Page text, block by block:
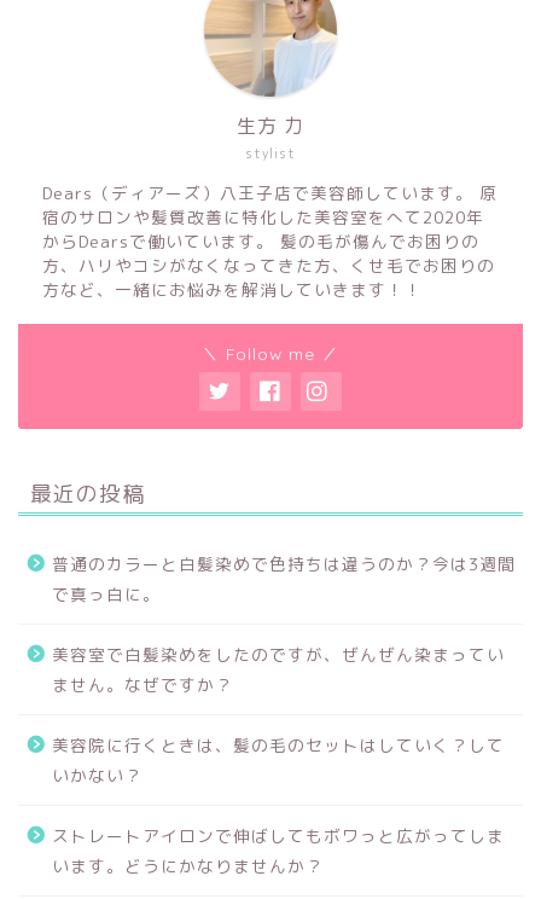
stylist
生方 力
Dears（ディアーズ）八王子店で美容師しています。 原
宿のサロンや髪質改善に特化した美容室をへて2020年
からDearsで働いています。 髪の毛が傷んでお困りの
方、ハリやコシがなくなってきた方、くせ毛でお困りの
方など、一緒にお悩みを解消していきます！！
＼ Follow me ／
最近の投稿
普通のカラーと白髪染めで色持ちは違うのか？今は3週間
で真っ白に。
美容室で白髪染めをしたのですが、ぜんぜん染まってい
ません。なぜですか？
美容院に行くときは、髪の毛のセットはしていく？して
いかない？
ストレートアイロンで伸ばしてもボワっと広がってしま
います。どうにかなりませんか？